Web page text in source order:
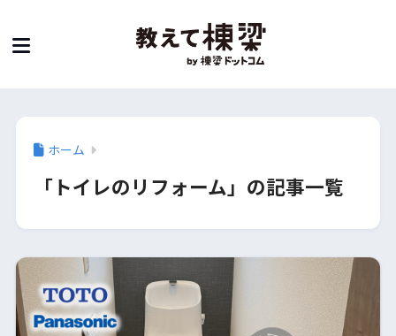
ホーム
「トイレのリフォーム」の記事一覧